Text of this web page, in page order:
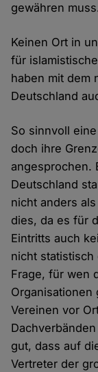
gewähren
Keinen Ort in
für
haben mit dem
Deutschland
So sinnvoll
doch ihre
angesprochen.
Deutschland
nicht anders
dies, da es für
Eintritts auch
nicht statistisch
Frage, für wen
Organisationen
Vereinen vor
gut, dass auf
Vertreter der